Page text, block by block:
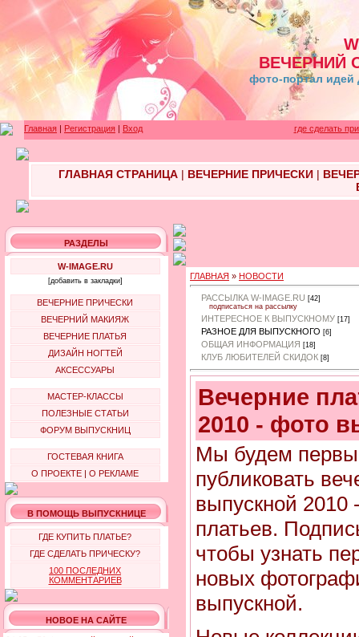
ВЕЧЕРНИЙ
фото-портал идей
Главная | Регистрация | Вход где сделать
ГЛАВНАЯ СТРАНИЦА| ВЕЧЕРНИЕ ПРИЧЕСКИ|
РАЗДЕЛЫ
W-IMAGE.RU
[добавить в закладки]
ВЕЧЕРНИЕ ПРИЧЕСКИ
ВЕЧЕРНИЙ МАКИЯЖ
ВЕЧЕРНИЕ ПЛАТЬЯ
ДИЗАЙН НОГТЕЙ
АКСЕССУАРЫ
МАСТЕР-КЛАССЫ
ПОЛЕЗНЫЕ СТАТЬИ
ФОРУМ ВЫПУСКНИЦ
ГОСТЕВАЯ КНИГА
О ПРОЕКТЕ | О РЕКЛАМЕ
В ПОМОЩЬ ВЫПУСКНИЦЕ
ГДЕ КУПИТЬ ПЛАТЬЕ?
ГДЕ СДЕЛАТЬ ПРИЧЕСКУ?
100 ПОСЛЕДНИХ
КОММЕНТАРИЕВ
НОВОЕ НА САЙТЕ
ГЛАВНАЯ » НОВОСТИ
РАССЫЛКА W-IMAGE.RU [42]
подписаться на рассылку
ИНТЕРЕСНОЕ К ВЫПУСКНОМУ [17]
РАЗНОЕ ДЛЯ ВЫПУСКНОГО [6]
ОБЩАЯ ИНФОРМАЦИЯ [18]
КЛУБ ЛЮБИТЕЛЕЙ СКИДОК [8]
Вечерние
2010 - фото
Мы будем
публиковать
выпускной 2010
платьев.
чтобы узнать
новых
выпускной.